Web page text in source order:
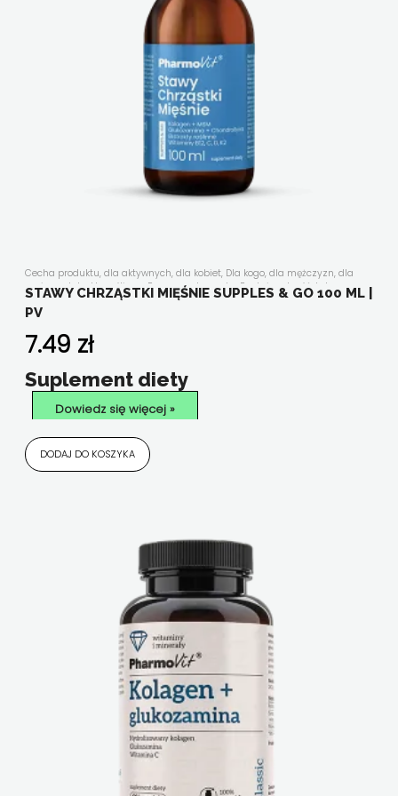
Cecha produktu, dla aktywnych, dla kobiet, Dla kogo, dla mężczyzn, dla
seniora,ekstrakty roślinne,Forma suplementu,Funkcjonalność, kolageny,
kości, stawy, mięśnie,Nasze linie,Płyny,Składniki aktywne, suplementy diety
w płynie
STAWY CHRZĄSTKI MIĘŚNIE SUPPLES & GO 100 ML |
PV
7.49 zł
Suplement diety
Dowiedz się więcej »
DODAJ DO KOSZYKA